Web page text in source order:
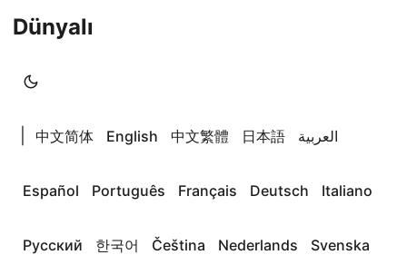
Dünyalı
中文简体 English 中文繁體 日本語 العربية
Español Português Français Deutsch Italiano
Русский 한국어 Čeština Nederlands Svenska